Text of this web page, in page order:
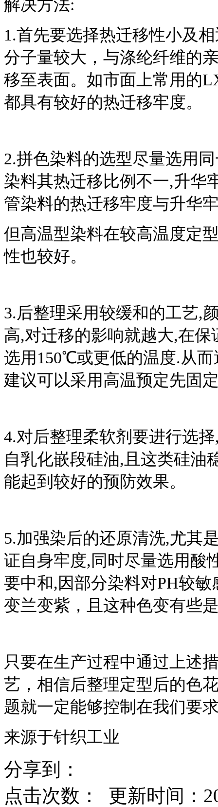
解决方法:
1.首先要选择热迁移性小及
分子量较大，与涤纶纤维的
移至表面。如市面上常用的
都具有较好的热迁移牢度。
2.拼色染料的选型尽量选用
染料其热迁移比例不一,升华
管染料的热迁移牢度与升华
但高温型染料在较高温度定
性也较好。
3.后整理采用较缓和的工艺,
高,对迁移的影响就越大,在
选用150℃或更低的温度.从
建议可以采用高温预定先固
4.对后整理柔软剂要进行选
自乳化嵌段硅油,且这类硅油
能起到较好的预防效果。
5.加强染后的还原清洗,尤其
证自身牢度,同时尽量选用酸
要中和,因部分染料对PH较
变兰变紫，且这种色变有些
只要在生产过程中通过上述
艺，相信后整理定型后的色
题就一定能够控制在我们要
来源于针织工业
分享到：
点击次数：
更新时间：